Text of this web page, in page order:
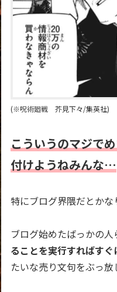
(※呪術廻戦 芥見下々/集英社)
こういうのマジで
付けようねみんな…
特にブログ界隈だとか
ブログ始めたばっかの人
ることを実行すればすぐ
たいな売り文句をぶっ放